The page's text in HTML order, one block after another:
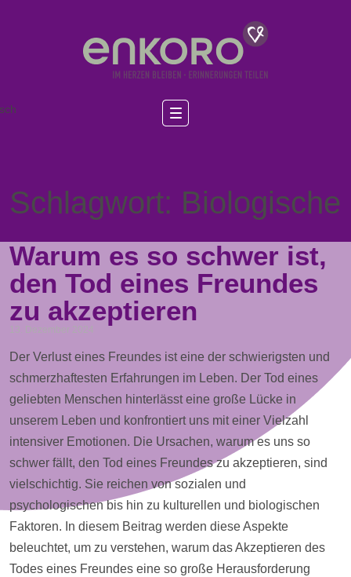
Schlagwort: Biologische
Warum es so schwer ist,
den Tod eines Freundes
zu akzeptieren
13. Dezember 2024
Der Verlust eines Freundes ist eine der schwierigsten und
schmerzhaftesten Erfahrungen im Leben. Der Tod eines
geliebten Menschen hinterlässt eine große Lücke in
unserem Leben und konfrontiert uns mit einer Vielzahl
intensiver Emotionen. Die Ursachen, warum es uns so
schwer fällt, den Tod eines Freundes zu akzeptieren, sind
vielschichtig. Sie reichen von sozialen und
psychologischen bis hin zu kulturellen und biologischen
Faktoren. In diesem Beitrag werden diese Aspekte
beleuchtet, um zu verstehen, warum das Akzeptieren des
Todes eines Freundes eine so große Herausforderung